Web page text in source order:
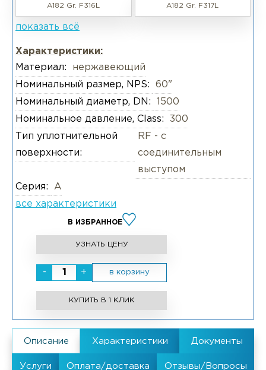
A182 Gr. F316L A182 Gr. F317L
показать всё
Характеристики:
Материал:
нержавеющий
Номинальный размер, NPS:
60"
Номинальный диаметр, DN:
1500
Номинальное давление, Class:
300
Тип уплотнительной
поверхности:
RF - с
соединительным
выступом
Серия:
А
все характеристики
В ИЗБРАННОЕ
УЗНАТЬ ЦЕНУ
- + в корзину
КУПИТЬ В 1 КЛИК